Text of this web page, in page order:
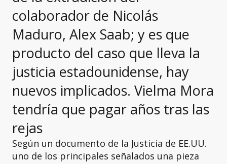
colaborador de Nicolás
Maduro, Alex Saab; y es que
producto del caso que lleva la
justicia estadounidense, hay
nuevos implicados. Vielma Mora
tendría que pagar años tras las
rejas
Según un documento de la Justicia de EE.UU.
uno de los principales señalados una pieza